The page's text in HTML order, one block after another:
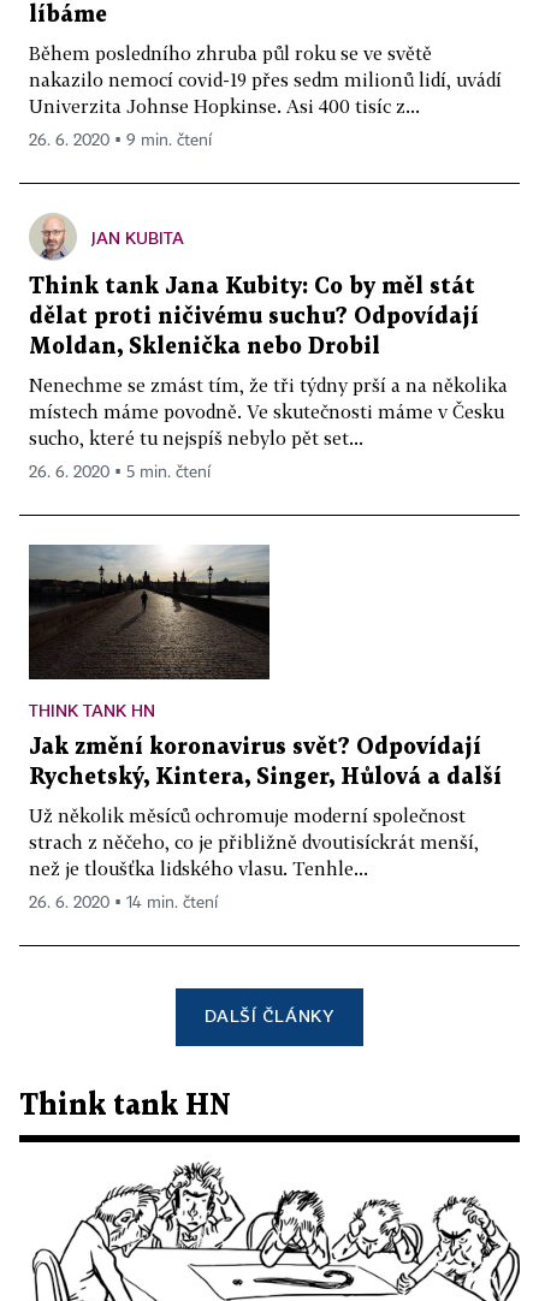
líbáme
Během posledního zhruba půl roku se ve světě
nakazilo nemocí covid-19 přes sedm milionů lidí, uvádí
Univerzita Johnse Hopkinse. Asi 400 tisíc z...
26. 6. 2020 ▪ 9 min. čtení
JAN KUBITA
Think tank Jana Kubity: Co by měl stát
dělat proti ničivému suchu? Odpovídají
Moldan, Sklenička nebo Drobil
Nenechme se zmást tím, že tři týdny prší a na několika
místech máme povodně. Ve skutečnosti máme v Česku
sucho, které tu nejspíš nebylo pět set...
26. 6. 2020 ▪ 5 min. čtení
THINK TANK HN
Jak změní koronavirus svět? Odpovídají
Rychetský, Kintera, Singer, Hůlová a další
Už několik měsíců ochromuje moderní společnost
strach z něčeho, co je přibližně dvoutisíckrát menší,
než je tloušťka lidského vlasu. Tenhle...
26. 6. 2020 ▪ 14 min. čtení
DALŠÍ ČLÁNKY
Think tank HN